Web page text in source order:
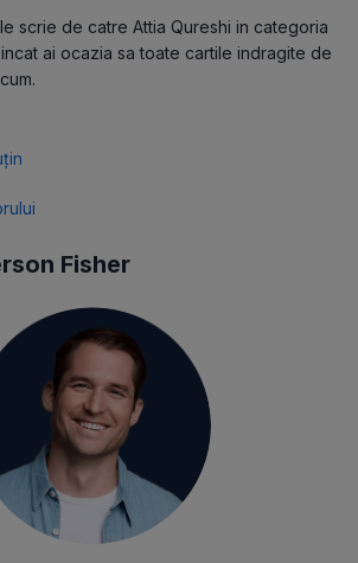
scrie de catre Attia Qureshi in categoria
ai ocazia sa toate cartile indragite de
Fisher